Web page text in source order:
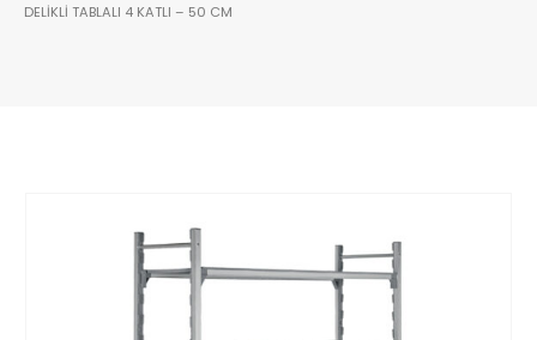
DELIKLI TABLALI 4 KATLI – 50 CM